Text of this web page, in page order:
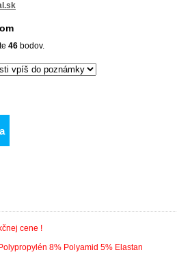
46 bodov.
cene !
8% Polyamid 5% Elastan